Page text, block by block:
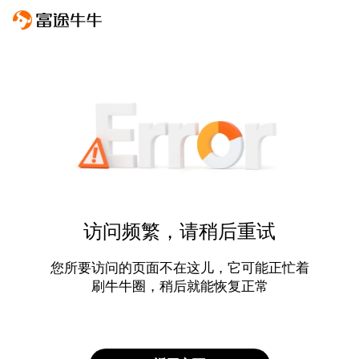
访问频繁，请稍后重试
您所要访问的页面不在这儿，它可能正忙着
刷牛牛圈，稍后就能恢复正常